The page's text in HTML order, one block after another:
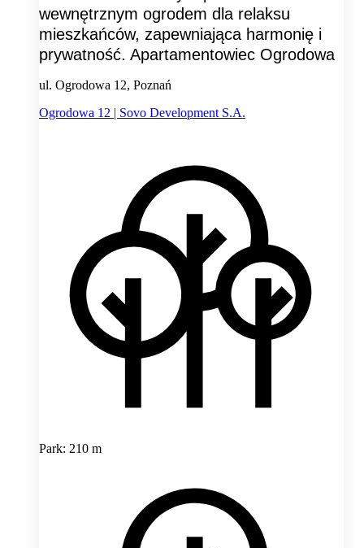
wewnętrznym ogrodem dla relaksu
mieszkańców, zapewniająca harmonię i
prywatność. Apartamentowiec Ogrodowa
ul. Ogrodowa 12, Poznań
Ogrodowa 12 | Sovo Development S.A.
Park: 210 m